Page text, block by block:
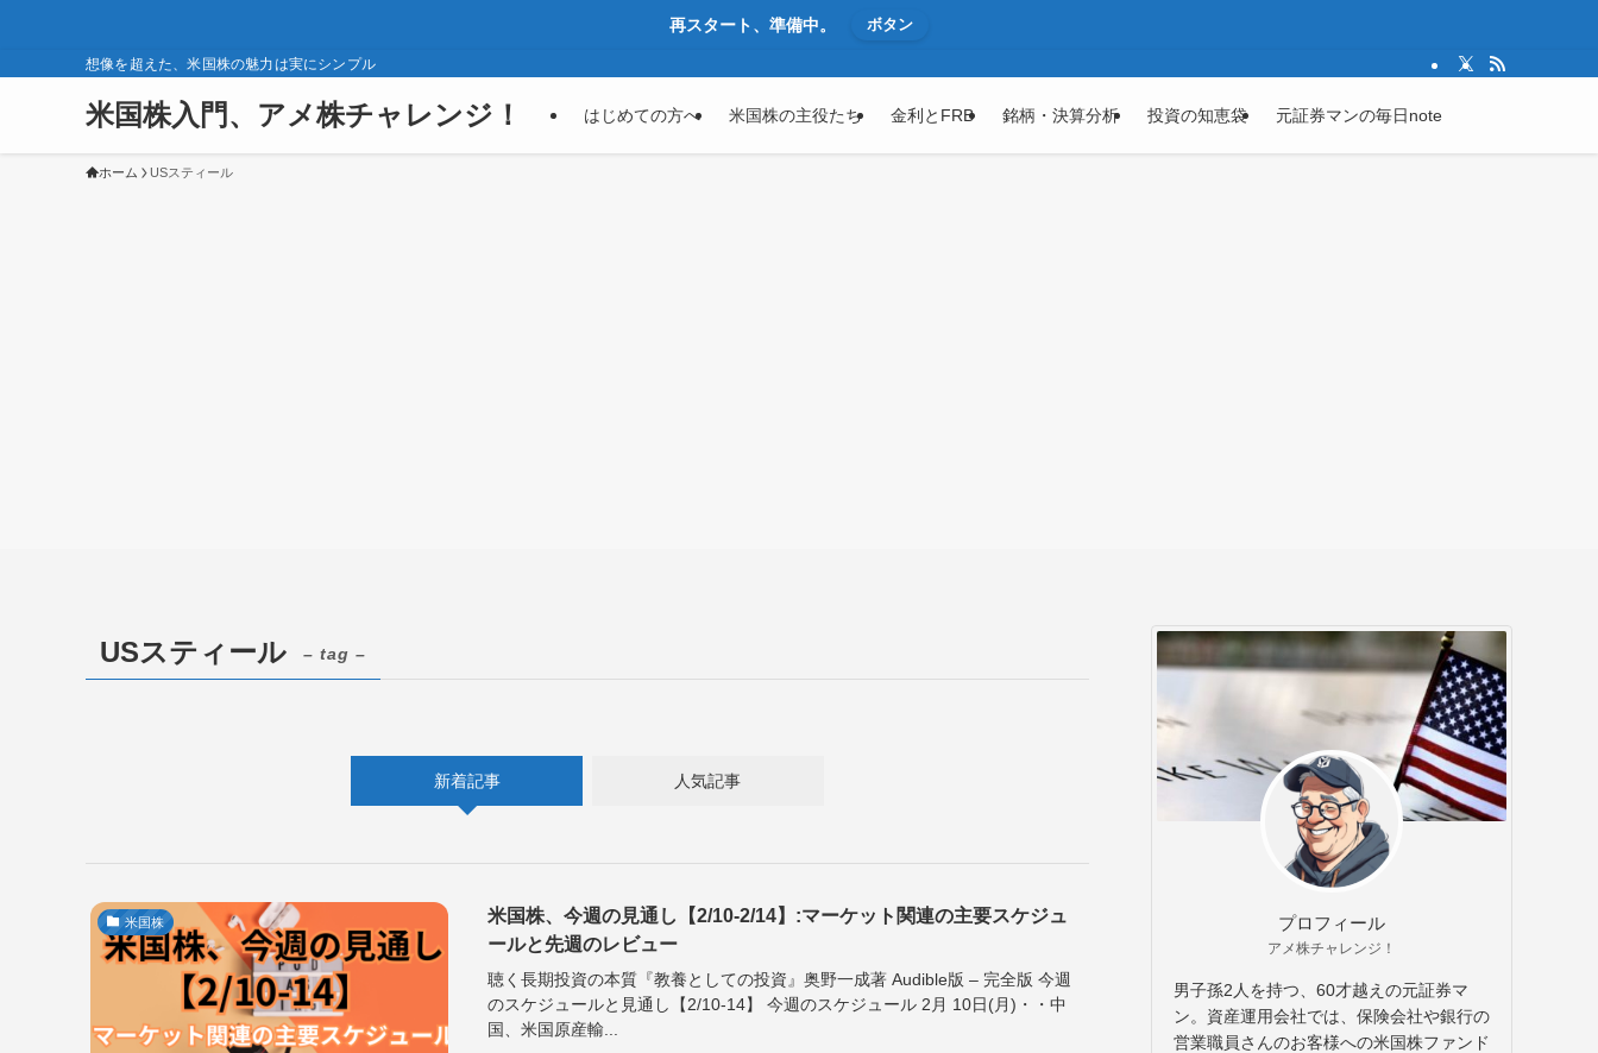
再スタート、準備中。 ボタン
想像を超えた、米国株の魅力は実にシンプル
米国株入門、アメ株チャレンジ！ はじめての方へ 米国株の主役たち 金利とFRB 銘柄・決算分析 投資の知恵袋 元証券マンの毎日note
ホーム USスティール
USスティール – tag –
新着記事 人気記事
米国株
米国株、今週の見通し【2/10-2/14】:マーケット関連の主要スケジュ
ールと先週のレビュー
聴く長期投資の本質『教養としての投資』奥野一成著 Audible版 – 完全版 今週
のスケジュールと見通し【2/10-14】 今週のスケジュール 2月 10日(月)・・中
国、米国原産輸...
プロフィール
アメ株チャレンジ！
男子孫2人を持つ、60才越えの元証券マ
ン。資産運用会社では、保険会社や銀行の
営業職員さんのお客様への米国株ファンド